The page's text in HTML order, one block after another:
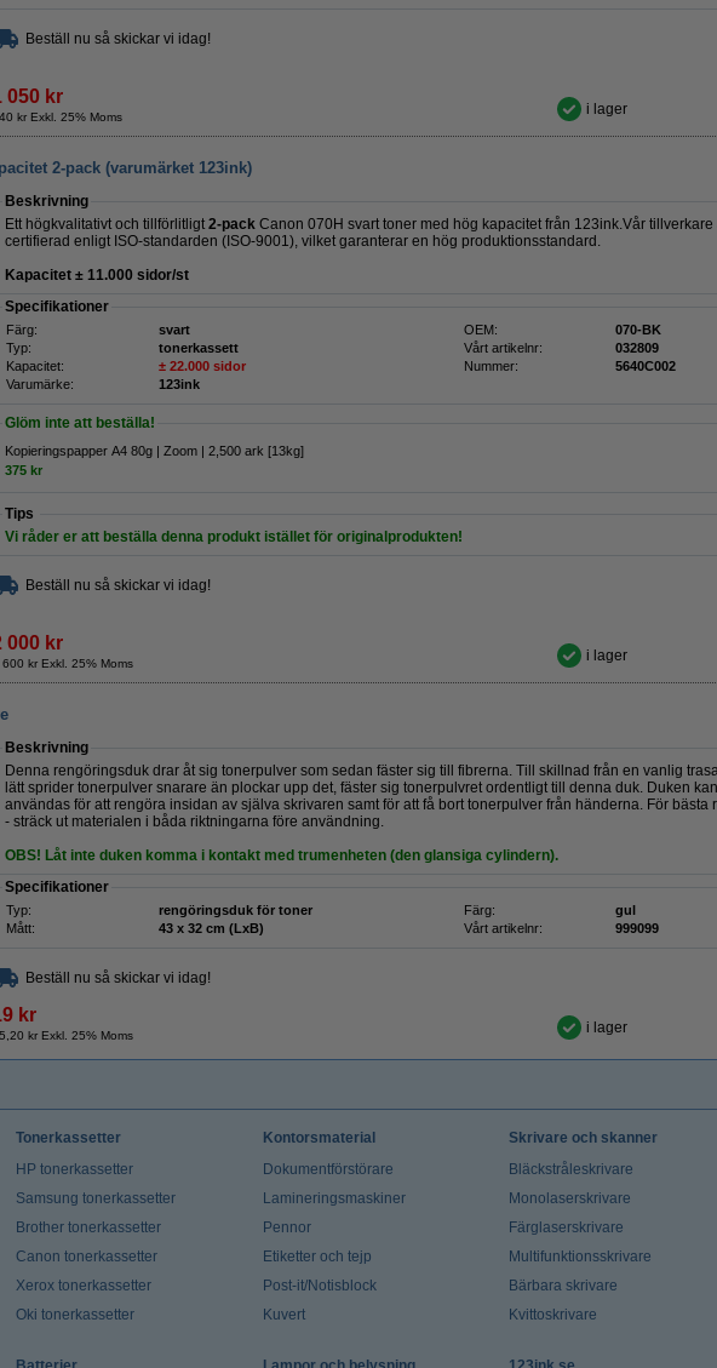
Beställ nu så skickar vi idag!
050 kr
kr Exkl. 25% Moms i lager
2-pack (varumärket 123ink)
Beskrivning
Ett högkvalitativt och tillförlitligt 2-pack Canon 070H svart toner med hög kapacitet från 123ink.Vår tillverkare
certifierad enligt ISO-standarden (ISO-9001), vilket garanterar en hög produktionsstandard.
Kapacitet ± 11.000 sidor/st
Specifikationer
Färg: svart OEM:
070-BK
Typ:
tonerkassett Vårt artikelnr:
032809
Kapacitet:
± 22.000 sidor Nummer:
5640C002
Varumärke:
123ink
Glöm inte att beställa!
Kopieringspapper A4 80g | Zoom | 2,500 ark [13kg]
375 kr
Tips
Vi råder er att beställa denna produkt istället för originalprodukten!
Beställ nu så skickar vi idag!
000 kr
600 kr Exkl. 25% Moms i lager
Beskrivning
Denna rengöringsduk drar åt sig tonerpulver som sedan fäster sig till fibrerna. Till skillnad från en vanlig
lätt sprider tonerpulver snarare än plockar upp det, fäster sig tonerpulvret ordentligt till denna duk. Duken
användas för att rengöra insidan av själva skrivaren samt för att få bort tonerpulver från händerna. För bästa
- sträck ut materialen i båda riktningarna före användning.
OBS! Låt inte duken komma i kontakt med trumenheten (den glansiga cylindern).
Specifikationer
Typ: rengöringsduk för toner Färg:
gul
Mått:
43 x 32 cm (LxB) Vårt artikelnr: 999099
Beställ nu så skickar vi idag!
kr
kr Exkl. 25% Moms i lager
Tonerkassetter
HP tonerkassetter
Samsung tonerkassetter
Brother tonerkassetter
Canon tonerkassetter
Xerox tonerkassetter
Oki tonerkassetter
Kontorsmaterial
Dokumentförstörare
Lamineringsmaskiner
Pennor
Etiketter och tejp
Post-it/Notisblock
Kuvert
Skrivare och skanner
Bläckstråleskrivare
Monolaserskrivare
Färglaserskrivare
Multifunktionsskrivare
Bärbara skrivare
Kvittoskrivare